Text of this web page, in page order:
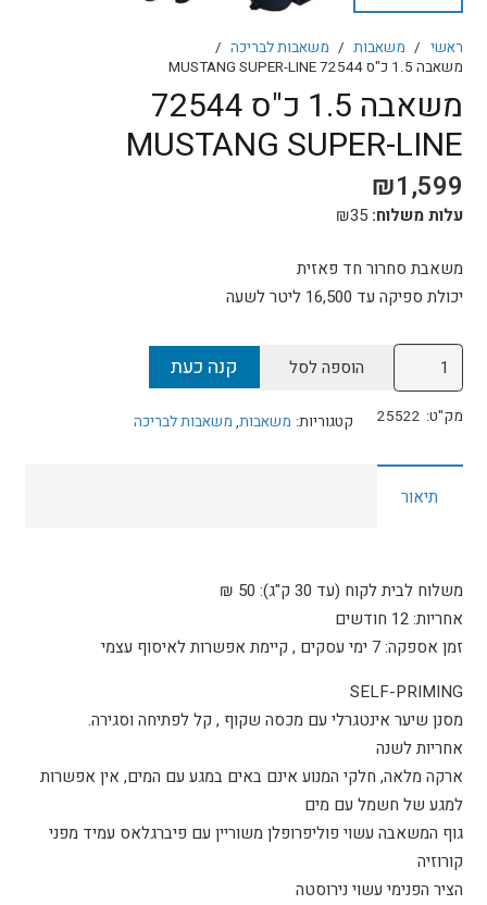
ראשי / משאבות / משאבות לבריכה /
משאבה 1.5 כ"ס 72544 MUSTANG SUPER-LINE
משאבה 1.5 כ"ס 72544
MUSTANG SUPER-LINE
₪1,599
עלות משלוח: ₪35
משאבת סחרור חד פאזית
יכולת ספיקה עד 16,500 ליטר לשעה
כמות
של
משאבה
כ"ס
72544
LINE
הוספה לסל קנה כעת
מק"ט: 25522 קטגוריות: משאבות, משאבות לבריכה
תיאור
משלוח לבית לקוח (עד 30 ק"ג): 50 ₪
אחריות: 12 חודשים
זמן אספקה: 7 ימי עסקים , קיימת אפשרות לאיסוף עצמי
SELF-PRIMING
מסנן שיער אינטגרלי עם מכסה שקוף , קל לפתיחה וסגירה.
אחריות לשנה
ארקה מלאה, חלקי המנוע אינם באים במגע עם המים, אין אפשרות
למגע של חשמל עם מים
גוף המשאבה עשוי פוליפרופלן משוריין עם פיברגלאס עמיד מפני
קורוזיה
הציר הפנימי עשוי נירוסטה